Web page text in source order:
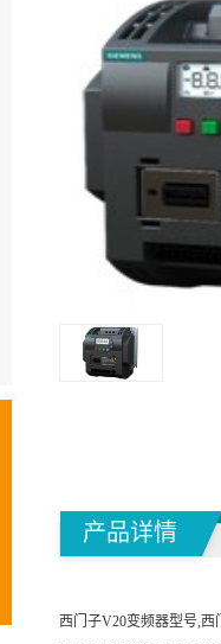
产品详情
西门子V20变频器型号,